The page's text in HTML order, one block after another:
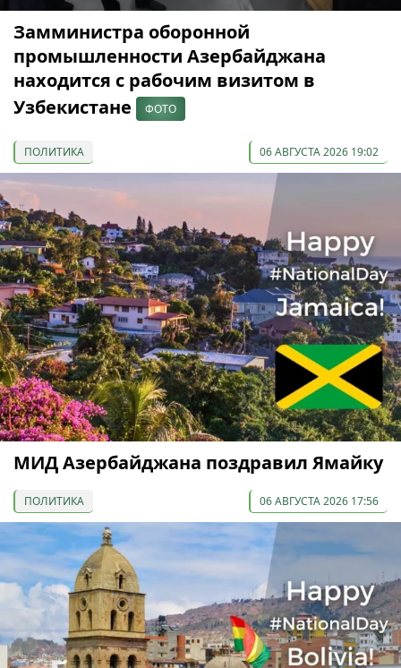
Замминистра оборонной
промышленности Азербайджана
находится с рабочим визитом в
Узбекистане
ФОТО
ПОЛИТИКА 06 АВГУСТА 2026 19:02
МИД Азербайджана поздравил Ямайку
ПОЛИТИКА 06 АВГУСТА 2026 17:56